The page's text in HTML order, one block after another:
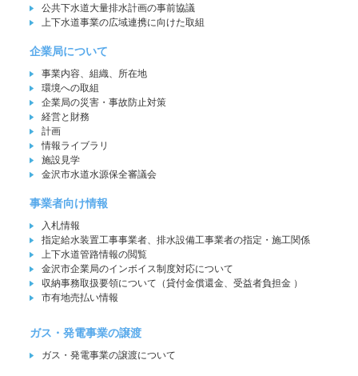
公共下水道大量排水計画の事前協議
上下水道事業の広域連携に向けた取組
企業局について
事業内容、組織、所在地
環境への取組
企業局の災害・事故防止対策
経営と財務
計画
情報ライブラリ
施設見学
金沢市水道水源保全審議会
事業者向け情報
入札情報
指定給水装置工事事業者、排水設備工事業者の指定・施工関係
上下水道管路情報の閲覧
金沢市企業局のインボイス制度対応について
収納事務取扱要領について（貸付金償還金、受益者負担金 ）
市有地売払い情報
ガス・発電事業の譲渡
ガス・発電事業の譲渡について